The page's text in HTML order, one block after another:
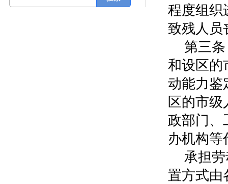
程度组织
致残人员
第三
和设区的
动能力鉴
区的市
政部门、
办机构等
承担
置方式由